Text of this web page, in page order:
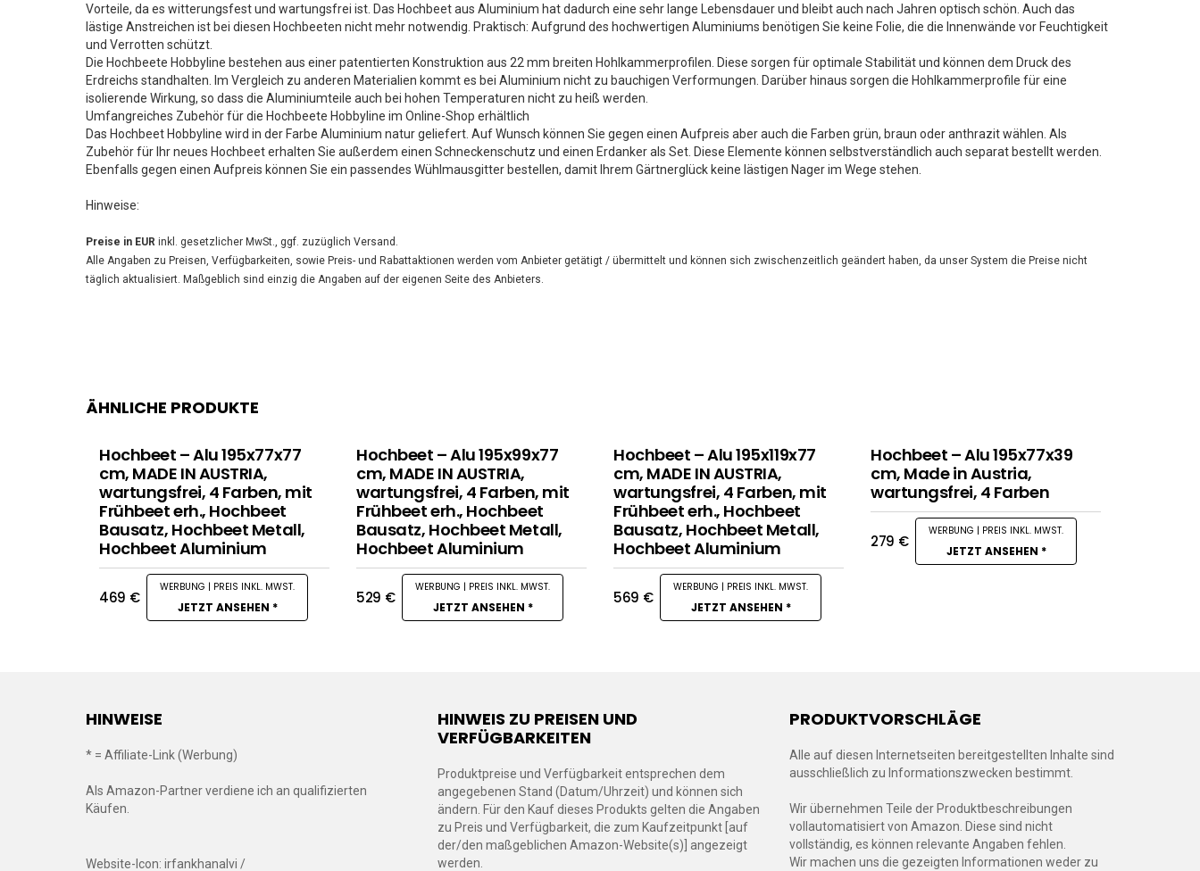
Vorteile, da es witterungsfest und wartungsfrei ist. Das Hochbeet aus Aluminium hat dadurch eine sehr lange Lebensdauer und bleibt auch nach Jahren optisch schön. Auch das
lästige Anstreichen ist bei diesen Hochbeeten nicht mehr notwendig. Praktisch: Aufgrund des hochwertigen Aluminiums benötigen Sie keine Folie, die die Innenwände vor Feuchtigkeit
und Verrotten schützt.
Die Hochbeete Hobbyline bestehen aus einer patentierten Konstruktion aus 22 mm breiten Hohlkammerprofilen. Diese sorgen für optimale Stabilität und können dem Druck des
Erdreichs standhalten. Im Vergleich zu anderen Materialien kommt es bei Aluminium nicht zu bauchigen Verformungen. Darüber hinaus sorgen die Hohlkammerprofile für eine
isolierende Wirkung, so dass die Aluminiumteile auch bei hohen Temperaturen nicht zu heiß werden.
Umfangreiches Zubehör für die Hochbeete Hobbyline im Online-Shop erhältlich
Das Hochbeet Hobbyline wird in der Farbe Aluminium natur geliefert. Auf Wunsch können Sie gegen einen Aufpreis aber auch die Farben grün, braun oder anthrazit wählen. Als
Zubehör für Ihr neues Hochbeet erhalten Sie außerdem einen Schneckenschutz und einen Erdanker als Set. Diese Elemente können selbstverständlich auch separat bestellt werden.
Ebenfalls gegen einen Aufpreis können Sie ein passendes Wühlmausgitter bestellen, damit Ihrem Gärtnerglück keine lästigen Nager im Wege stehen.
Hinweise:
Preise in EUR inkl. gesetzlicher MwSt., ggf. zuzüglich Versand.
Alle Angaben zu Preisen, Verfügbarkeiten, sowie Preis- und Rabattaktionen werden vom Anbieter getätigt / übermittelt und können sich zwischenzeitlich geändert haben, da unser System die Preise nicht
täglich aktualisiert. Maßgeblich sind einzig die Angaben auf der eigenen Seite des Anbieters.
ÄHNLICHE PRODUKTE
Hochbeet – Alu 195x77x77
cm, MADE IN AUSTRIA,
wartungsfrei, 4 Farben, mit
Frühbeet erh., Hochbeet
Bausatz, Hochbeet Metall,
Hochbeet Aluminium
469 €
JETZT ANSEHEN *
Hochbeet – Alu 195x99x77
cm, MADE IN AUSTRIA,
wartungsfrei, 4 Farben, mit
Frühbeet erh., Hochbeet
Bausatz, Hochbeet Metall,
Hochbeet Aluminium
529 €
JETZT ANSEHEN *
Hochbeet – Alu 195x119x77
cm, MADE IN AUSTRIA,
wartungsfrei, 4 Farben, mit
Frühbeet erh., Hochbeet
Bausatz, Hochbeet Metall,
Hochbeet Aluminium
569 €
JETZT ANSEHEN *
Hochbeet – Alu 195x77x39
cm, Made in Austria,
wartungsfrei, 4 Farben
279 €
JETZT ANSEHEN *
HINWEISE
* = Affiliate-Link (Werbung)
Als Amazon-Partner verdiene ich an qualifizierten
Käufen.
Website-Icon: irfankhanalvi /
HINWEIS ZU PREISEN UND
VERFÜGBARKEITEN
Produktpreise und Verfügbarkeit entsprechen dem
angegebenen Stand (Datum/Uhrzeit) und können sich
ändern. Für den Kauf dieses Produkts gelten die Angaben
zu Preis und Verfügbarkeit, die zum Kaufzeitpunkt [auf
der/den maßgeblichen Amazon-Website(s)] angezeigt
werden.
PRODUKTVORSCHLÄGE
Alle auf diesen Internetseiten bereitgestellten Inhalte sind
ausschließlich zu Informationszwecken bestimmt.
Wir übernehmen Teile der Produktbeschreibungen
vollautomatisiert von Amazon. Diese sind nicht
vollständig, es können relevante Angaben fehlen.
Wir machen uns die gezeigten Informationen weder zu